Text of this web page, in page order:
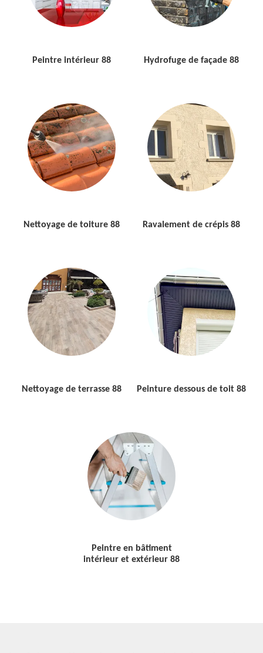
Peintre intérieur 88 Hydrofuge de façade 88
Nettoyage de toiture 88 Ravalement de crépis 88
Nettoyage de terrasse 88 Peinture dessous de toit 88
Peintre en bâtiment
intérieur et extérieur 88